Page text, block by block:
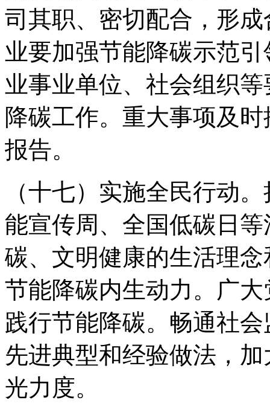
司其职、密切配合，形
业要加强节能降碳示范
业事业单位、社会组织
降碳工作。重大事项及
报告。
（十七）实施全民行动
能宣传周、全国低碳日
碳、文明健康的生活理
节能降碳内生动力。广
践行节能降碳。畅通社
先进典型和经验做法，
光力度。